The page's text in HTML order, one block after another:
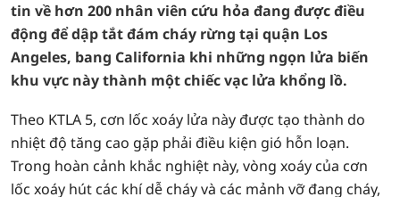
tin về hơn 200 nhân viên cứu hỏa đang được điều
động để dập tắt đám cháy rừng tại quận Los
Angeles, bang California khi những ngọn lửa biến
khu vực này thành một chiếc vạc lửa khổng lồ.
Theo KTLA 5, cơn lốc xoáy lửa này được tạo thành do
nhiệt độ tăng cao gặp phải điều kiện gió hỗn loạn.
Trong hoàn cảnh khắc nghiệt này, vòng xoáy của cơn
lốc xoáy hút các khí dễ cháy và các mảnh vỡ đang cháy,